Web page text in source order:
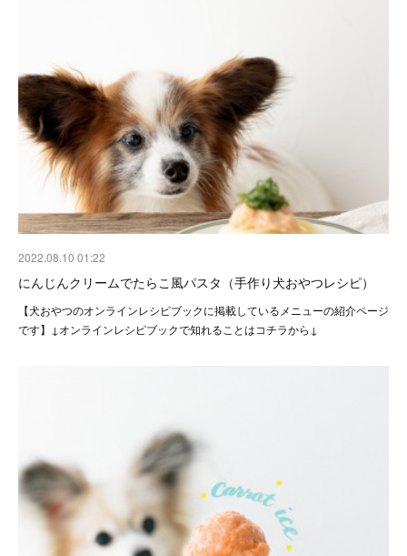
2022.08.10 01:22
にんじんクリームでたらこ風パスタ（手作り犬おやつレシピ）
【犬おやつのオンラインレシピブックに掲載しているメニューの紹介ページ
です】↓オンラインレシピブックで知れることはコチラから↓